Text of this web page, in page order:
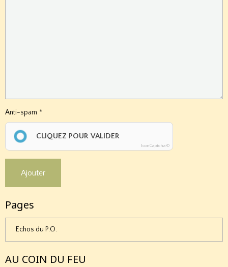
Anti-spam
CLIQUEZ POUR VALIDER
IconCaptcha ©
Ajouter
Pages
Echos du P.O.
AU COIN DU FEU